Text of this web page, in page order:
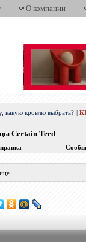
О компании
какую кровлю выбрать?
Certain Teed